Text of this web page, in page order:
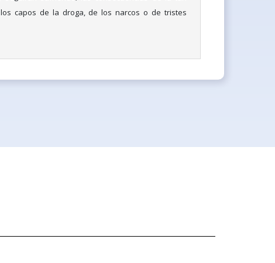
capos de la droga, de los narcos o de tristes